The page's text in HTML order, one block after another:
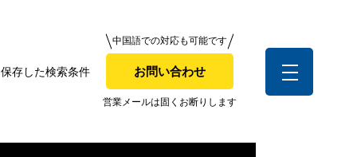
保存した検索条件
中国語での対応も可能です
お問い合わせ
営業メールは固くお断りします
中国語での対応も可能です
お問い合わせ